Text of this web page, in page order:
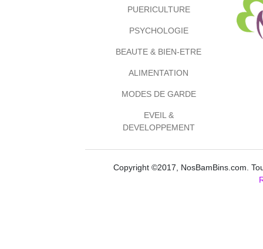
PUERICULTURE
PSYCHOLOGIE
BEAUTE & BIEN-ETRE
ALIMENTATION
MODES DE GARDE
EVEIL &
DEVELOPPEMENT
Copyright ©2017, NosBamBins.com.